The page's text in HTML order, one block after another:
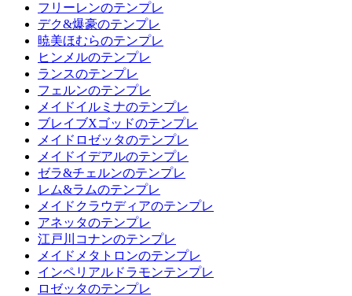
フリーレンのテンプレ
デク&爆豪のテンプレ
暁美ほむらのテンプレ
ヒンメルのテンプレ
ランスのテンプレ
フェルンのテンプレ
メイドイルミナのテンプレ
ブレイブXゴッドのテンプレ
メイドロゼッタのテンプレ
メイドイデアルのテンプレ
ゼラ&チェルンのテンプレ
レム&ラムのテンプレ
メイドクラウディアのテンプレ
アネッタのテンプレ
江戸川コナンのテンプレ
メイドメタトロンのテンプレ
インペリアルドラモンテンプレ
ロゼッタのテンプレ